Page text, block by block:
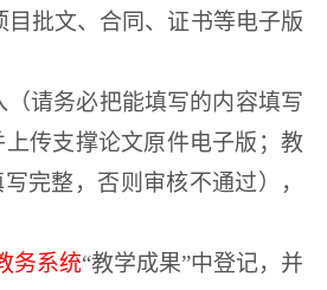
批文、合同、证书等电子版
（请务必把能填写的内容填写
上传支撑论文原件电子版；教
完整，否则审核不通过），
务系统“教学成果”中登记，并